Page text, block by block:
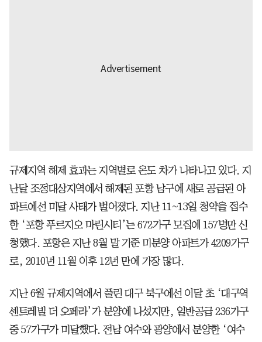
규제지역 해제 효과는 지역별로 온도 차가 나타나고 있다. 지
난달 조정대상지역에서 해제된 포항 남구에 새로 공급된 아
파트에선 미달 사태가 벌어졌다. 지난 11~13일 청약을 접수
한 ‘포항 푸르지오 마린시티’는 672가구 모집에 157명만 신
청했다. 포항은 지난 8월 말 기준 미분양 아파트가 4209가구
로, 2010년 11월 이후 12년 만에 가장 많다.
지난 6월 규제지역에서 풀린 대구 북구에선 이달 초 ‘대구역
센트레빌 더 오페라’가 분양에 나섰지만, 일반공급 236가구
중 57가구가 미달했다. 전남 여수와 광양에서 분양한 ‘여수